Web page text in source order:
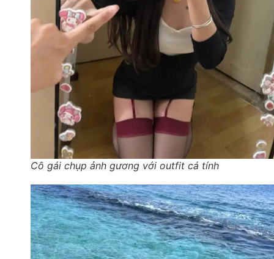
Cô gái chụp ảnh gương với outfit cá tính